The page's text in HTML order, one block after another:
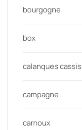
bourgogne
box
calanques cassis
campagne
carnoux